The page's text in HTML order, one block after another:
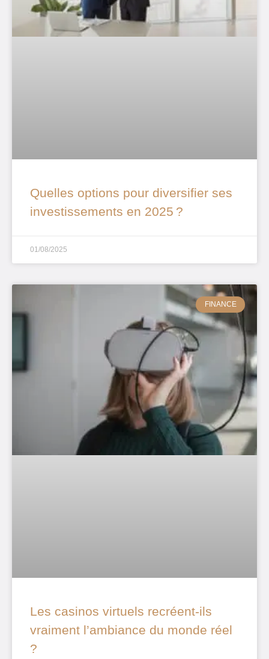
Quelles options pour diversifier ses
investissements en 2025 ?
01/08/2025
FINANCE
Les casinos virtuels recréent-ils
vraiment l’ambiance du monde réel
?